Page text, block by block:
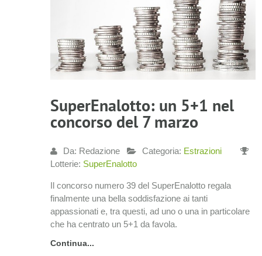
SuperEnalotto: un 5+1 nel
concorso del 7 marzo
Da: Redazione Categoria: Estrazioni
Lotterie: SuperEnalotto
Il concorso numero 39 del SuperEnalotto regala
finalmente una bella soddisfazione ai tanti
appassionati e, tra questi, ad uno o una in particolare
che ha centrato un 5+1 da favola.
Continua...